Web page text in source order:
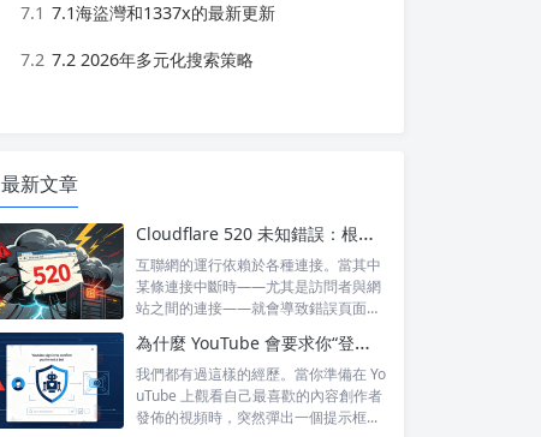
7.1 7.1海盜灣和1337x的最新更新
7.2 7.2 2026年多元化搜索策略
最新文章
Cloudflare 520 未知錯誤：根本原因及永久預防技巧
互聯網的運行依賴於各種連接。當其中
某條連接中斷時——尤其是訪問者與網
站之間的連接——就會導致錯誤頁面的
為什麼 YouTube 會要求你“登錄以確認你不是機器人”？
我們都有過這樣的經歷。當你準備在 Yo
uTube 上觀看自己最喜歡的內容創作者
發佈的視頻時，突然彈出一個提示框...